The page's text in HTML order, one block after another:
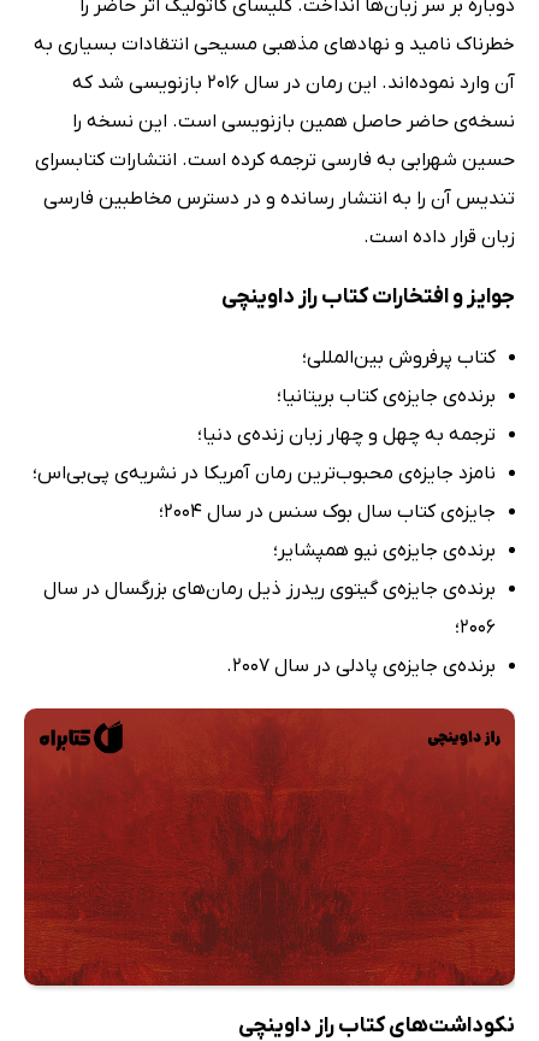
دوباره بر سر زبان‌ها انداخت. کلیسای کاتولیک اثر حاضر را
خطرناک نامید و نهادهای مذهبی مسیحی انتقادات بسیاری به
آن وارد نموده‌اند. این رمان در سال 2016 بازنویسی شد که
نسخه‌ی حاضر حاصل همین بازنویسی است. این نسخه را
حسین شهرابی به فارسی ترجمه کرده است. انتشارات کتابسرای
تندیس آن را به انتشار رسانده و در دسترس مخاطبین فارسی
زبان قرار داده است.
جوایز و افتخارات کتاب راز داوینچی
کتاب پرفروش بین‌المللی؛
برنده‌ی جایزه‌ی کتاب بریتانیا؛
ترجمه به چهل و چهار زبان زنده‌ی دنیا؛
نامزد جایزه‌ی محبوب‌ترین رمان آمریکا در نشریه‌ی پی‌بی‌اس؛
جایزه‌ی کتاب سال بوک سنس در سال 2004؛
برنده‌ی جایزه‌ی نیو همپشایر؛
برنده‌ی جایزه‌ی گیتوی ریدرز ذیل رمان‌های بزرگسال در سال
2006؛
برنده‌ی جایزه‌ی پادلی در سال 2007.
نکوداشت‌های کتاب راز داوینچی